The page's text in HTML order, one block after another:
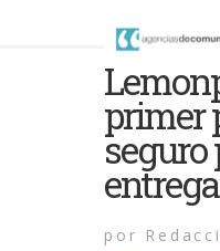
primer
seguro
por